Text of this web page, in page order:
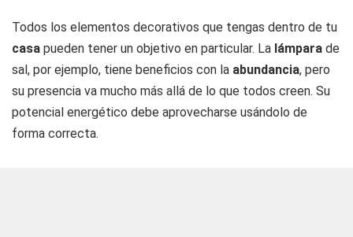
Todos los elementos decorativos que tengas dentro de tu
casa pueden tener un objetivo en particular. La lámpara de
sal, por ejemplo, tiene beneficios con la abundancia, pero
su presencia va mucho más allá de lo que todos creen. Su
potencial energético debe aprovecharse usándolo de
forma correcta.